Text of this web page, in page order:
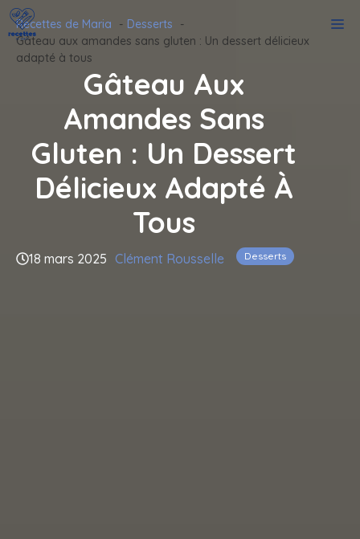
Aller
au
contenu
Recettes de Maria
Desserts
Gâteau aux amandes sans gluten : Un dessert délicieux
adapté à tous
Gâteau Aux
Amandes Sans
Gluten : Un Dessert
Délicieux Adapté À
Tous
18 mars 2025 Clément Rousselle Desserts